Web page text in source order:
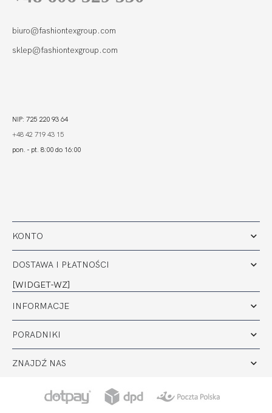
KONTO
DOSTAWA I PŁATNOŚCI
[WIDGET-WZ]
INFORMACJE
PORADNIKI
ZNAJDŹ NAS
biuro@fashiontexgroup.com
sklep@fashiontexgroup.com
NIP: 725 220 93 64
+48 42 719 43 15
pon. - pt. 8:00 do 16:00